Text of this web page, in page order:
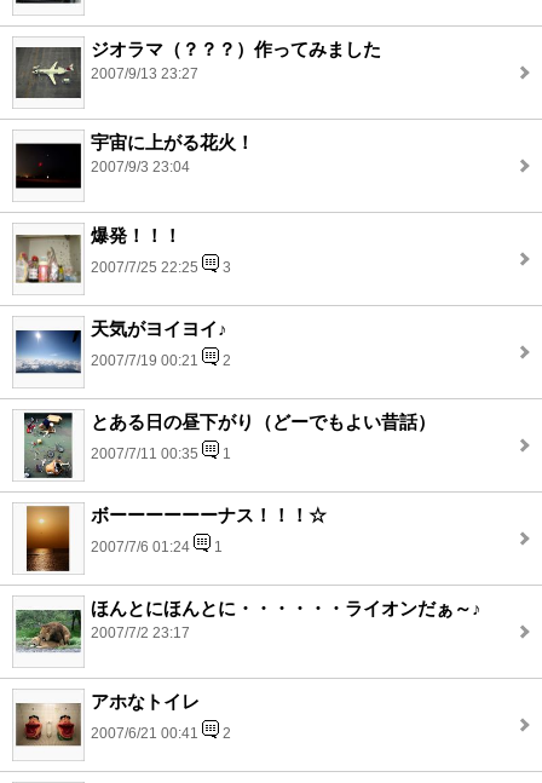
ジオラマ（？？？）作ってみました
2007/9/13 23:27
宇宙に上がる花火！
2007/9/3 23:04
爆発！！！
2007/7/25 22:25 3
天気がヨイヨイ♪
2007/7/19 00:21 2
とある日の昼下がり（どーでもよい昔話）
2007/7/11 00:35 1
ボーーーーーーナス！！！☆
2007/7/6 01:24 1
ほんとにほんとに・・・・・・ライオンだぁ～♪
2007/7/2 23:17
アホなトイレ
2007/6/21 00:41 2